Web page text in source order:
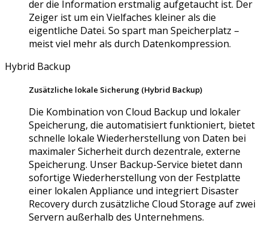
der die Information erstmalig aufgetaucht ist. Der
Zeiger ist um ein Vielfaches kleiner als die
eigentliche Datei. So spart man Speicherplatz –
meist viel mehr als durch Datenkompression.
Hybrid Backup
Zusätzliche lokale Sicherung (Hybrid Backup)
Die Kombination von Cloud Backup und lokaler
Speicherung, die automatisiert funktioniert, bietet
schnelle lokale Wiederherstellung von Daten bei
maximaler Sicherheit durch dezentrale, externe
Speicherung. Unser Backup-Service bietet dann
sofortige Wiederherstellung von der Festplatte
einer lokalen Appliance und integriert Disaster
Recovery durch zusätzliche Cloud Storage auf zwei
Servern außerhalb des Unternehmens.